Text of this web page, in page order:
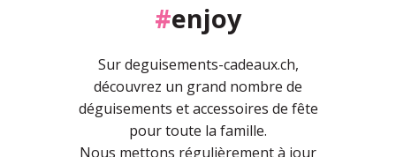
#enjoy
Sur deguisements-cadeaux.ch,
découvrez un grand nombre de
déguisements et accessoires de fête
pour toute la famille.
Nous mettons régulièrement à jour